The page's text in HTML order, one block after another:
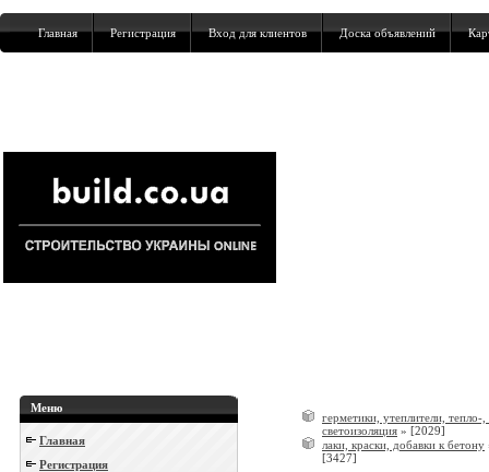
Главная Регистрация Вход для клиентов Доска объявлений
Меню
Главная
Регистрация
герметики, утеплители, тепло-,
светоизоляция » [2029]
лаки, краски, добавки к бетону
[3427]